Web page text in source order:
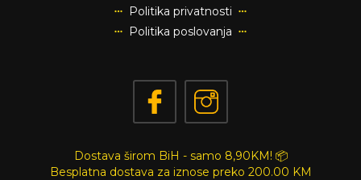
Politika privatnosti
Politika poslovanja
Dostava širom BiH - samo 8,90KM! 📦
Besplatna dostava za iznose preko 200.00 KM